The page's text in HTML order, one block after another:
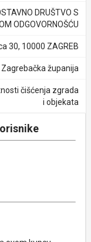
DRUŠTVO S
ODGOVORNOŠĆU
30, 10000 ZAGREB
županija
čišćenja zgrada
i objekata